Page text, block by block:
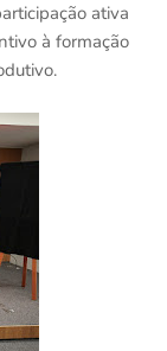
ativa
à formação